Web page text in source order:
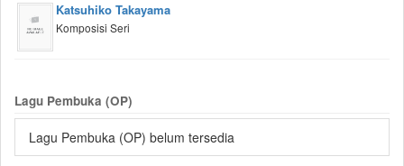
Katsuhiko Takayama
Komposisi Seri
Lagu Pembuka (OP)
Lagu Pembuka (OP) belum tersedia